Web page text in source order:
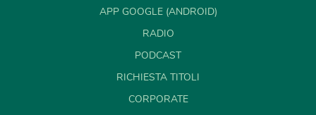
APP GOOGLE (ANDROID)
RADIO
PODCAST
RICHIESTA TITOLI
CORPORATE